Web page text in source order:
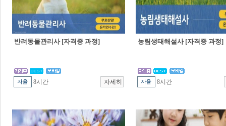
반려동물관리사 [자격증 과정]
8시간
농림생태해설사 [자격증 과정]
8시간